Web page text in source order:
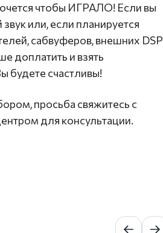
чтобы ИГРАЛО! Если вы
или, если планируется
сабвуферов, внешних DSP
доплатить и взять
будете счастливы!
просьба свяжитесь с
для консультации.